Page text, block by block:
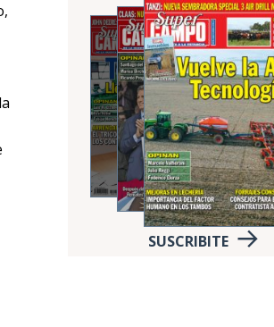
SUSCRIBITE